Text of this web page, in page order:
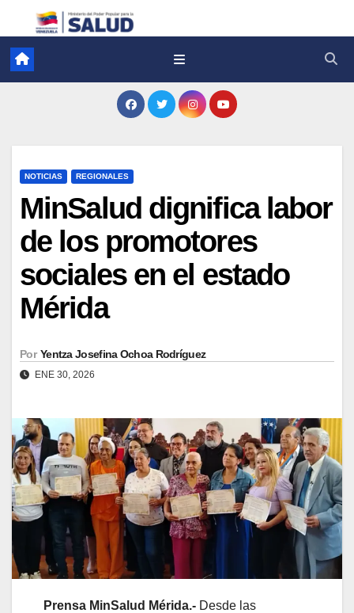
NOTICIAS REGIONALES
​MinSalud dignifica labor
de los promotores
sociales en el estado
Mérida
Por Yentza Josefina Ochoa Rodríguez
ENE 30, 2026
Prensa MinSalud Mérida.- Desde las